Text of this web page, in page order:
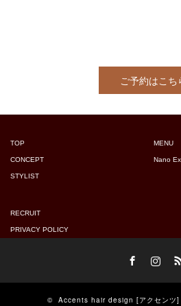
ご予約はこち
TOP
CONCEPT
STYLIST
MENU
Nano
RECRUIT
PRIVACY POLICY
© Accents hair design [アクセンツ]